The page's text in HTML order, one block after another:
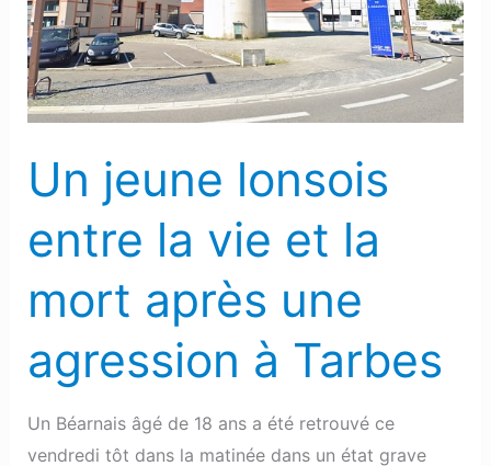
Un jeune lonsois
entre la vie et la
mort après une
agression à Tarbes
Un Béarnais âgé de 18 ans a été retrouvé ce
vendredi tôt dans la matinée dans un état grave
la
vie
et
la
après
agression
Tarbes